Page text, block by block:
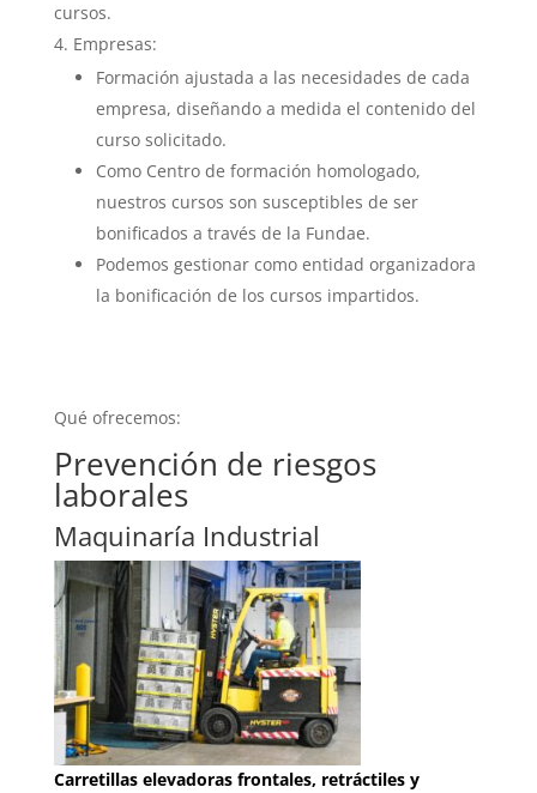
cursos.
Empresas:
Formación ajustada a las necesidades de cada
empresa, diseñando a medida el contenido del
curso solicitado.
Como Centro de formación homologado,
nuestros cursos son susceptibles de ser
bonificados a través de la Fundae.
Podemos gestionar como entidad organizadora
la bonificación de los cursos impartidos.
Qué ofrecemos:
Prevención de riesgos
laborales
Maquinaría Industrial
Carretillas elevadoras frontales, retráctiles y